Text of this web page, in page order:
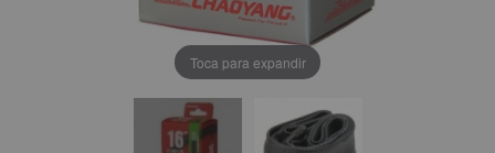
Toca para expandir